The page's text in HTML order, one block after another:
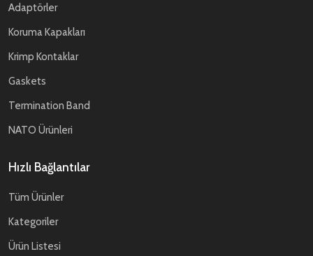
Adaptörler
Koruma Kapakları
Krimp Kontaklar
Gaskets
Termination Band
NATO Ürünleri
Hızlı Bağlantılar
Tüm Ürünler
Kategoriler
Ürün Listesi